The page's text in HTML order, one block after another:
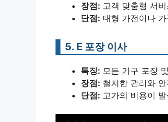
장점: 고객 맞춤형 서
단점: 대형 가전이나
5. E 포장 이사
특징: 모든 가구 포장
장점: 철저한 관리와 안
단점: 고가의 비용이